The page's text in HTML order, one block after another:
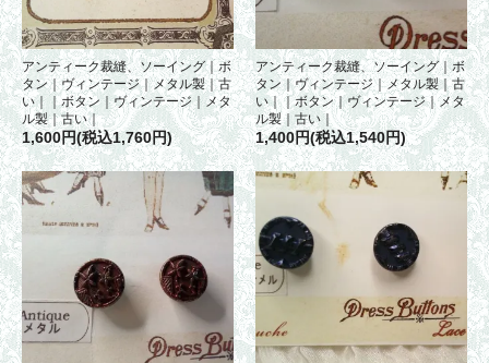
アンティーク裁縫、ソーイング｜ボ
タン｜ヴィンテージ｜メタル製｜古
い｜｜ボタン｜ヴィンテージ｜メタ
ル製｜古い｜
1,600円(税込1,760円)
アンティーク裁縫、ソーイング｜ボ
タン｜ヴィンテージ｜メタル製｜古
い｜｜ボタン｜ヴィンテージ｜メタ
ル製｜古い｜
1,400円(税込1,540円)